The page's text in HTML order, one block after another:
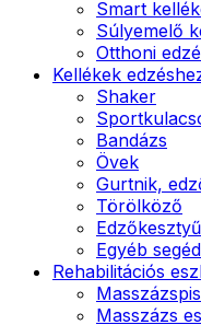
Smart
Súlyemelő
Otthoni
Kellékek
Shaker
Bandázs
Övek
Gurtnik,
Törölköző
Egyéb
Rehabilitációs
Masszázs